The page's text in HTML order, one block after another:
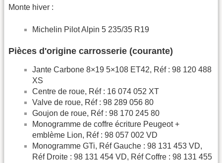
Monte hiver :
Michelin Pilot Alpin 5 235/35 R19
Pièces d'origine carrosserie (courante)
Jante Carbone 8×19 5×108 ET42, Réf : 98 120 488
XS
Centre de roue, Réf : 16 074 052 XT
Valve de roue, Réf : 98 289 056 80
Goujon de roue, Réf : 98 170 245 80
Monogramme de coffre écriture Peugeot +
emblème Lion, Réf : 98 057 002 VD
Monogramme GTi, Réf Gauche : 98 131 453 VD,
Réf Droite : 98 131 454 VD, Réf Coffre : 98 131 455